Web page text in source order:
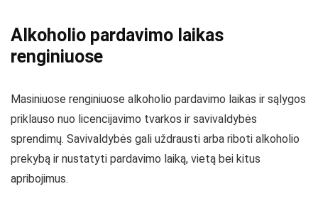
Alkoholio pardavimo laikas
renginiuose
Masiniuose renginiuose alkoholio pardavimo laikas ir sąlygos
priklauso nuo licencijavimo tvarkos ir savivaldybės
sprendimų. Savivaldybės gali uždrausti arba riboti alkoholio
prekybą ir nustatyti pardavimo laiką, vietą bei kitus
apribojimus.